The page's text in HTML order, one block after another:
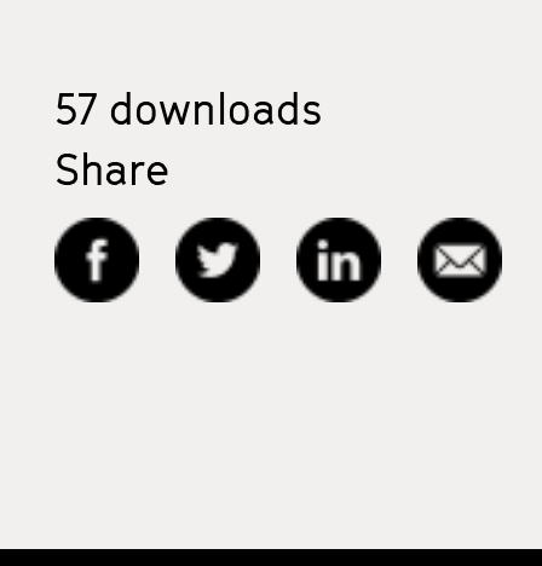
57 downloads
Share